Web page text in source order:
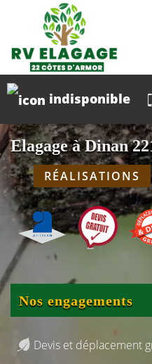
indisponible
Elagage à Dinan
RÉALISATIONS
Nos engagements
Devis et déplacement